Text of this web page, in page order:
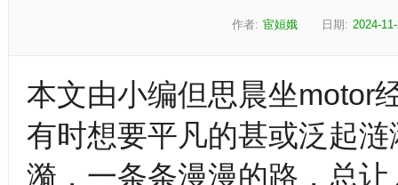
作者: 宦姮娥 日期: 2024-
本文由小编但思晨坐motor
有时想要平凡的甚或泛起
漪，一条条漫漫的路，总